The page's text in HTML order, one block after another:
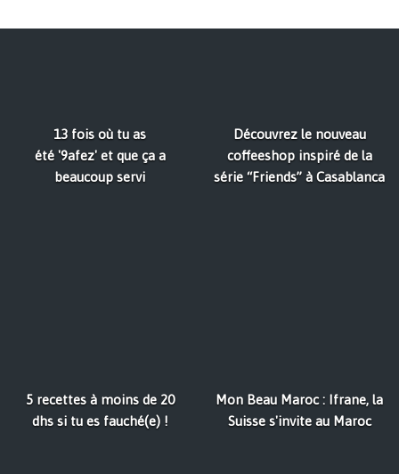
13 fois où tu as
été '9afez' et que ça a
beaucoup servi
Découvrez le nouveau
coffeeshop inspiré de la
série “Friends” à Casablanca
5 recettes à moins de 20
dhs si tu es fauché(e) !
Mon Beau Maroc : Ifrane, la
Suisse s'invite au Maroc